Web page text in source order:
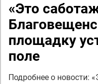
«Это
площадку
поле
Подробнее о новости: